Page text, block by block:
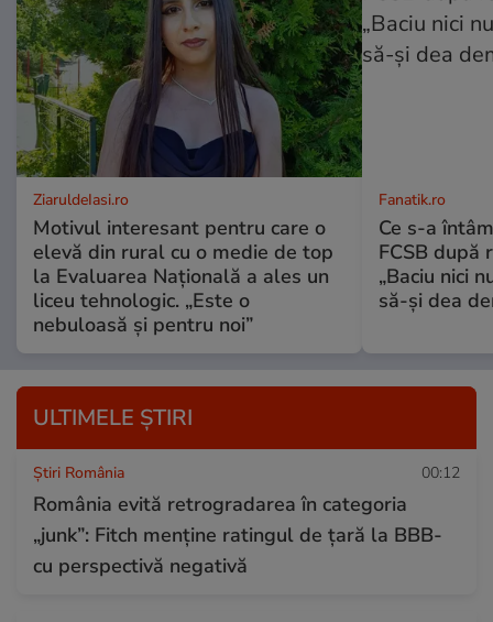
ZiaruldeIasi.ro
Motivul interesant pentru care o
elevă din rural cu o medie de top
la Evaluarea Națională a ales un
liceu tehnologic. „Este o
nebuloasă și pentru noi”
Fanatik.ro
Ce s-a
FCSB după
„Baciu nici
să-și dea
ULTIMELE ȘTIRI
Știri România 00:12
România evită retrogradarea în categoria
„junk”: Fitch menține ratingul de țară la BBB-
cu perspectivă negativă